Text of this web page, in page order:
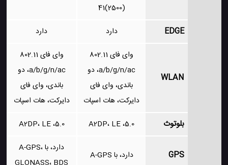
41(2500)
EDGE دارد دارد
WLAN
وای فای 802.11
a/b/g/n/ac، دو
باندی، وای فای
دایرکت، هات اسپات
وای فای 802.11
a/b/g/n/ac، دو
باندی، وای فای
دایرکت، هات اسپات
بلوتوث 5.0، A2DP، LE 5.0، A2DP، LE
GPS دارد، با A-GPS
دارد، با A-GPS،